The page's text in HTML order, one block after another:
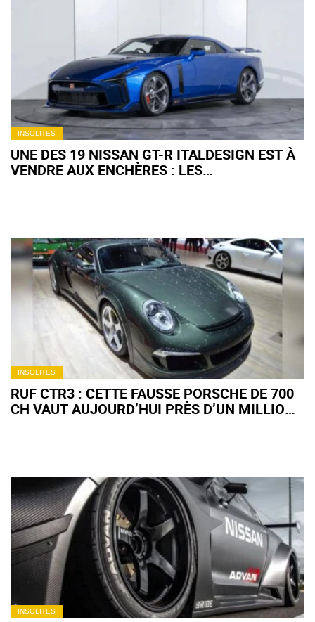
INSOLITES
UNE DES 19 NISSAN GT-R ITALDESIGN EST À
VENDRE AUX ENCHÈRES : LES
INSOLITES
RUF CTR3 : CETTE FAUSSE PORSCHE DE 700
CH VAUT AUJOURD’HUI PRÈS D’UN MILLION
INSOLITES